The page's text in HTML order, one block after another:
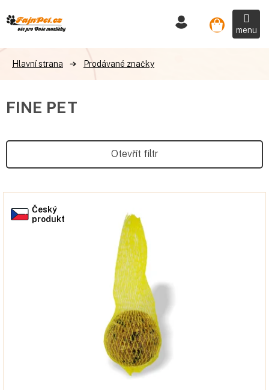
na
obsah
Nákupní
košík
Prodávané značky
FINE PET
Otevřít filtr
ý
Český
produkt